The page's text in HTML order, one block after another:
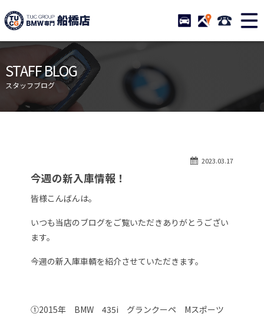
TUCグループ BMW専門 船
STOCK ACCESS 047-
ニュース
在庫リスト
目玉車両一覧
店舗紹介
保証＆サービス
アクセスマップ
自動車保険
STAFF BLOG
スタッフブログ
2023.03.17
今週の新入庫情報！
皆様こんばんは。
いつも当店のブログをご覧いただきありがとうござい
ます。
今週の新入庫車輌を紹介させていただきます。
①2015年 BMW 435i グランクーペ Mスポーツ